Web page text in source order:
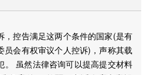
，控告满足这两个条件的国家(是有
员会有权审议个人控诉)，声称其载
。 虽然法律咨询可以提高提交材料